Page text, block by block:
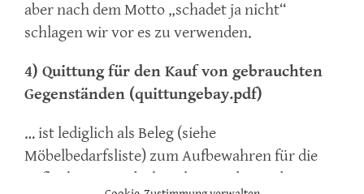
aber nach dem Motto „schadet ja nicht“
schlagen wir vor es zu verwenden.
4) Quittung für den Kauf von gebrauchten
Gegenständen (quittungebay.pdf)
… ist lediglich als Beleg (siehe
Möbelbedarfsliste) zum Aufbewahren für die
Geflüchteten gedacht. Also mit den anderen